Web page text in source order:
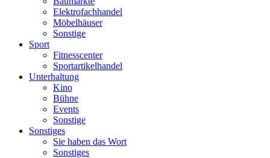
Elektrofachhandel
Möbelhäuser
Sonstige
Sport
Fitnesscenter
Sportartikelhandel
Unterhaltung
Kino
Bühne
Events
Sonstige
Sonstiges
Sie haben das Wort
Sonstiges